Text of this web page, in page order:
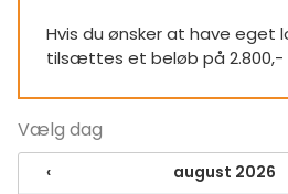
Frokost / Middag
Møde
Julefrokost
Firmaarrangement
Firmafest
Hvis du ønsker at have eget
tilsættes et beløb på 2.800,-
Vælg dag
‹ august 2026